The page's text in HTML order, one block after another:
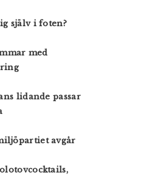
själv i foten?
med
lidande passar
avgår